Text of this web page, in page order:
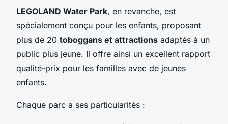
LEGOLAND Water Park, en revanche, est
spécialement conçu pour les enfants, proposant
plus de 20 toboggans et attractions adaptés à un
public plus jeune. Il offre ainsi un excellent rapport
qualité-prix pour les familles avec de jeunes
enfants.
Chaque parc a ses particularités :